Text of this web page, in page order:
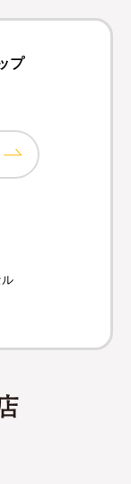
プ